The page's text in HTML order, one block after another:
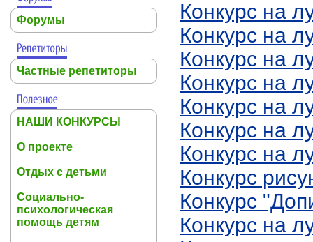
Форумы
Частные репетиторы
НАШИ КОНКУРСЫ
О проекте
Отдых с детьми
Социально-
психологическая
помощь детям
Конкурс на
Конкурс на
Конкурс на
Конкурс на
Конкурс на
Конкурс на
Конкурс на
Конкурс
Конкурс
Конкурс на